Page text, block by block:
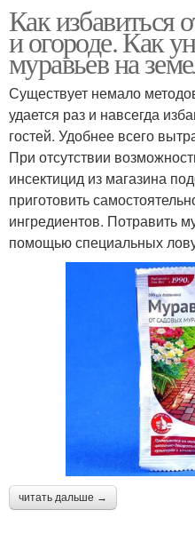
Как избавиться
и огороде. Как
муравьев на
Существует немало
удается раз и навсегда
гостей. Удобнее всего
При отсутствии
инсектицид из магазина
приготовить
ингредиентов. Потравить
помощью специальных
читать дальше →